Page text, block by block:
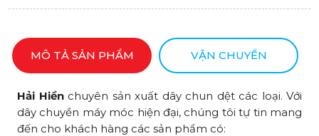
MÔ TẢ SẢN PHẨM VẬN CHUYỂN
Hải Hiềnchuyên sản xuất dây chun dệt các loại. Với
dây chuyền máy móc hiện đại, chúng tôi tự tin mang
đến cho khách hàng các sản phẩm có: